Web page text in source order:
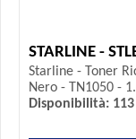
STARLINE -
Starline - Toner
Nero - TN1050 -
Disponibilità: 113